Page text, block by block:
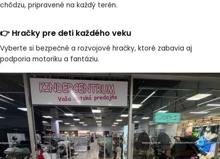
chôdzu, pripravené na každý terén.
👉 Hračky pre deti každého veku
Vyberte si bezpečné a rozvojové hračky, ktoré zabavia aj
podporia motoriku a fantáziu.